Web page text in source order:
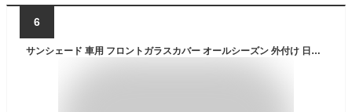
6
サンシェード 車用 フロントガラスカバー オールシーズン 外付け 日よけ 紫外線カット 黄砂対策 凍結防止 撥水加工 軽自動車 ミニバン 車中泊 シート 雪対策 温度上昇防止 仮眠 アウトドア レジャー 猛暑 酷暑 日焼け対策 収納便利 簡単設置